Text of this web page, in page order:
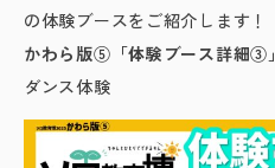
の体験ブースをご紹介します！
かわら版⑤「体験ブース詳細③」
ダンス体験